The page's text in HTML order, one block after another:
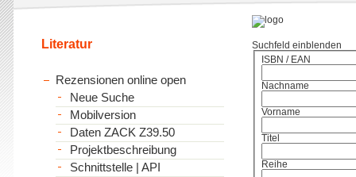
Suchfeld einblenden
ISBN / EAN
Nachname
Vorname
Titel
Reihe
Literatur
Rezensionen online open
Neue Suche
Mobilversion
Daten ZACK Z39.50
Projektbeschreibung
Schnittstelle | API